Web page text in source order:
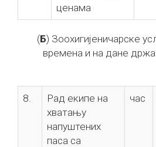
ценама
(Б) Зоохигијеничарске
времена и на дане
8.
Рад екипе на
хватању
напуштених
паса са
час